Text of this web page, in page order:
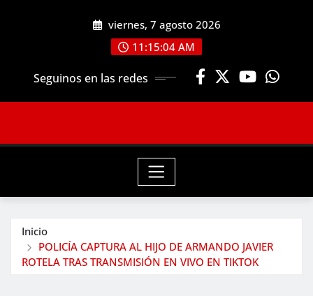
viernes, 7 agosto 2026
11:15:05 AM
Seguinos en las redes
Inicio
POLICÍA CAPTURA AL HIJO DE ARMANDO JAVIER
ROTELA TRAS TRANSMISIÓN EN VIVO EN TIKTOK